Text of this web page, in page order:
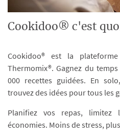
Cookidoo® c'est
Cookidoo® est la
Thermomix®. Gagnez du
000 recettes guidées. En
trouvez des idées pour tous les
Planifiez vos repas, limitez
économies. Moins de stress,